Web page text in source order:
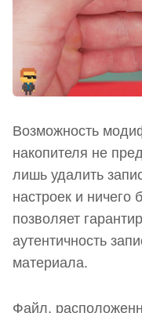
Возможность
накопителя не
лишь удалить
настроек и ничего
позволяет
аутентичность
материала.
Файл,